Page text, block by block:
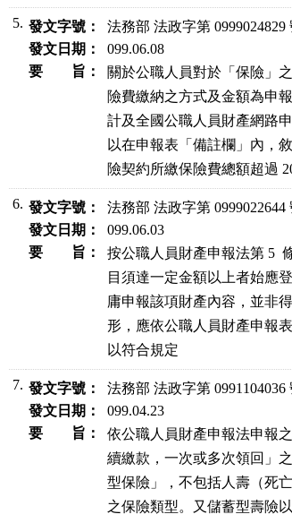
5. 發文字號：
法務部 法政字第 0999024829
發文日期：
099.06.08
要 旨：
關於公職人員對於「保險」
險費繳納之方式及金額為申
計及全國公職人員財產網路
以在申報表「備註欄」內，
險契約所繳保險費總額超過
6. 發文字號：
法務部 法政字第 0999022644
發文日期：
099.06.03
要 旨：
按公職人員財產申報法第 5
目須達一定金額以上者始應
庸申報該項財產內容，並非
形，應依公職人員財產申報
以符合規定
7. 發文字號：
法務部 法政字第 0991104036
發文日期：
099.04.23
要 旨：
依公職人員財產申報法申報
續繳款，一次或多次領回」
型保險」，不包括人壽（死
之保險類型。又儲蓄型壽險